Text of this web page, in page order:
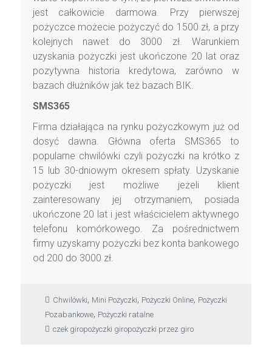
jest całkowicie darmowa. Przy pierwszej
pożyczce możecie pożyczyć do 1500 zł, a przy
kolejnych nawet do 3000 zł. Warunkiem
uzyskania pożyczki jest ukończone 20 lat oraz
pozytywna historia kredytowa, zarówno w
bazach dłużników jak też bazach BIK.
SMS365
Firma działająca na rynku pożyczkowym już od
dosyć dawna. Główna oferta SMS365 to
popularne chwilówki czyli pożyczki na krótko z
15 lub 30-dniowym okresem spłaty. Uzyskanie
pożyczki jest możliwe jeżeli klient
zainteresowany jej otrzymaniem, posiada
ukończone 20 lat i jest właścicielem aktywnego
telefonu komórkowego. Za pośrednictwem
firmy uzyskamy pożyczki bez konta bankowego
od 200 do 3000 zł.
Chwilówki, Mini Pożyczki, Pożyczki Online, Pożyczki
Pozabankowe, Pożyczki ratalne
czek giropożyczki giropożyczki przez giro